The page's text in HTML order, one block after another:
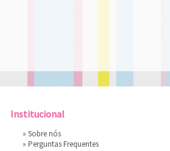
Institucional
» Sobre nós
» Perguntas Frequentes